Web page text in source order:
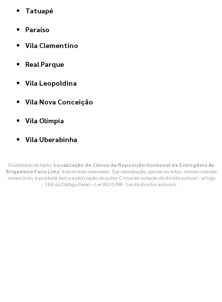
Tatuapé
Paraíso
Vila Clementino
Real Parque
Vila Leopoldina
Vila Nova Conceição
Vila Olímpia
Vila Uberabinha
O conteúdo do texto "Localização de Clínica de Reposição Hormonal de Estrogênio Av
Brigadeiro Faria Lima" é de direito reservado. Sua reprodução, parcial ou total, mesmo citando
nossos links, é proibida sem a autorização do autor. Crime de violação de direito autoral – artigo
184 do Código Penal – Lei 9610/98 - Lei de direitos autorais.